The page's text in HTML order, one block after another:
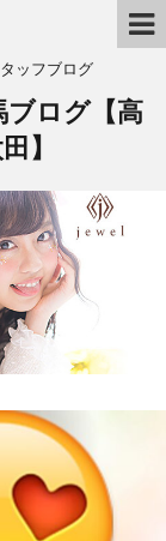
ッフブログ
ログ【高
】